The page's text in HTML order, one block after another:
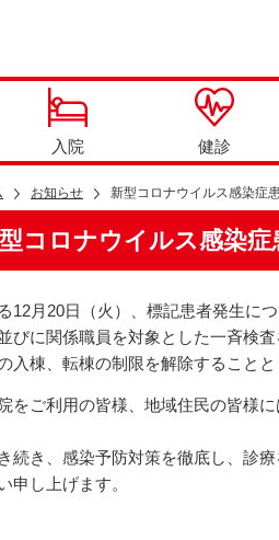
入院 健診
お知らせ 新型コロナウイルス感染症
コロナウイルス感染症
12月20日（火）、標記患者発生に
びに関係職員を対象とした一斉検
入棟、転棟の制限を解除することと
をご利用の皆様、地域住民の皆様に
続き、感染予防対策を徹底し、診
申し上げます。